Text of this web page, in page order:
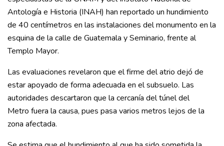
Antología e Historia (INAH) han reportado un hundimiento
de 40 centímetros en las instalaciones del monumento en la
esquina de la calle de Guatemala y Seminario, frente al
Templo Mayor.
Las evaluaciones revelaron que el firme del atrio dejó de
estar apoyado de forma adecuada en el subsuelo. Las
autoridades descartaron que la cercanía del túnel del
Metro fuera la causa, pues pasa varios metros lejos de la
zona afectada.